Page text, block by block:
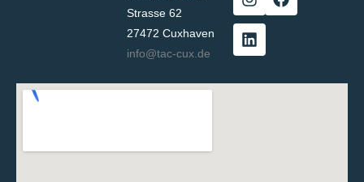
Strasse 62
27472 Cuxhaven
info@tac-cux.de